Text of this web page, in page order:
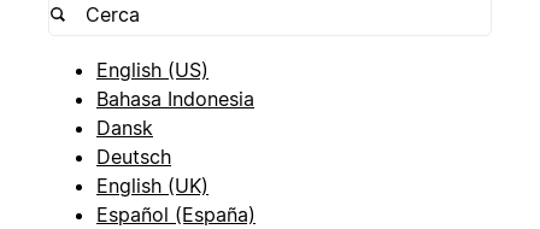
English (US)
Bahasa Indonesia
Dansk
Deutsch
English (UK)
Español (España)